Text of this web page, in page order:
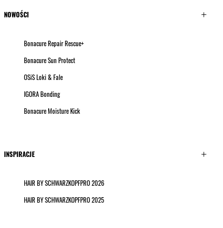
NOWOŚCI
Bonacure Repair Rescue+
Bonacure Sun Protect
OSiS Loki & Fale
IGORA Bonding
Bonacure Moisture Kick
INSPIRACJE
HAIR BY SCHWARZKOPFPRO 2026
HAIR BY SCHWARZKOPFPRO 2025